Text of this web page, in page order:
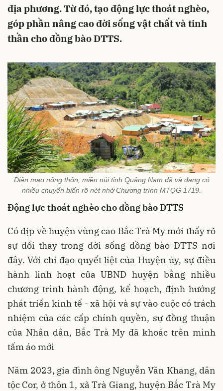
địa phương. Từ đó, tạo động lực thoát nghèo,
góp phần nâng cao đời sống vật chất và tinh
thần cho đồng bào DTTS.
Diện mạo nông thôn, miền núi tỉnh Quảng Nam đã và đang có
nhiều chuyển biến rõ nét nhờ Chương trình MTQG 1719.
Động lực thoát nghèo cho đồng bào DTTS
Có dịp về huyện vùng cao Bắc Trà My mới thấy rõ
sự đổi thay trong đời sống đồng bào DTTS nơi
đây. Với chỉ đạo quyết liệt của Huyện ủy, sự điều
hành linh hoạt của UBND huyện bằng nhiều
chương trình hành động, kế hoạch, định hướng
phát triển kinh tế - xã hội và sự vào cuộc có trách
nhiệm của các cấp chính quyền, sự đồng thuận
của Nhân dân, Bắc Trà My đã khoác trên mình
tấm áo mới
Năm 2023, gia đình ông Nguyễn Văn Khang, dân
tộc Cor, ở thôn 1, xã Trà Giang, huyện Bắc Trà My